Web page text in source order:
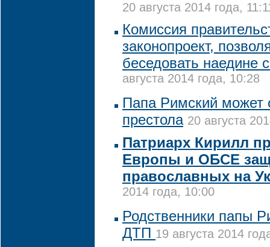
20 августа 2014 года,
Комиссия
законопроект,
беседовать наедине
августа 2014 года, 10:28
Папа Римский может
престола 20 августа
Патриарх Кирилл
Европы и ОБСЕ
православных на
2014 года, 10:00
Родственники папы
ДТП 19 августа 2014